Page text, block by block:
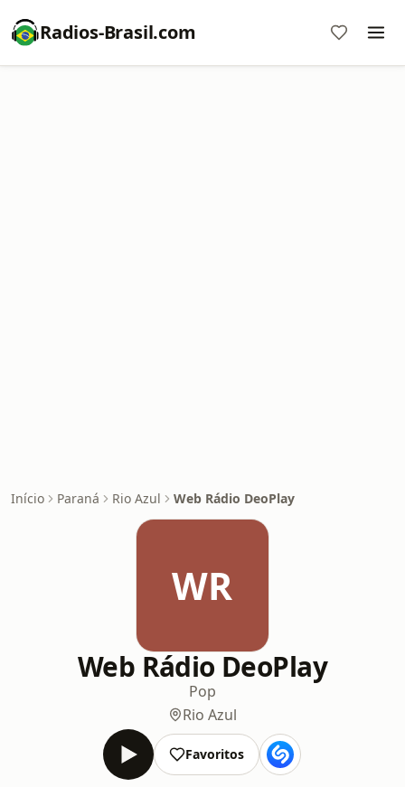
Radios-Brasil.com
Início Paraná Rio Azul Web Rádio DeoPlay
WR
Web Rádio DeoPlay
Pop
Rio Azul
Favoritos